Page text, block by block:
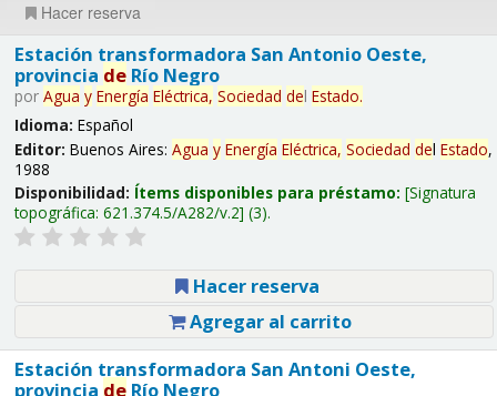
Hacer reserva
Estación transformadora San Antonio Oeste,
provincia deRío Negro
por Agua y Energía Eléctrica, Sociedad del Estado.
Idioma: Español
Editor: Buenos Aires: Agua y Energía Eléctrica, Sociedad del Estado,
1988
Disponibilidad: Ítems disponibles para préstamo: Signatura
topográfica: 621.374.5/A282/v.2 (3).
Hacer reserva
Agregar al carrito
Estación transformadora San Antoni Oeste,
provincia deRío Negro